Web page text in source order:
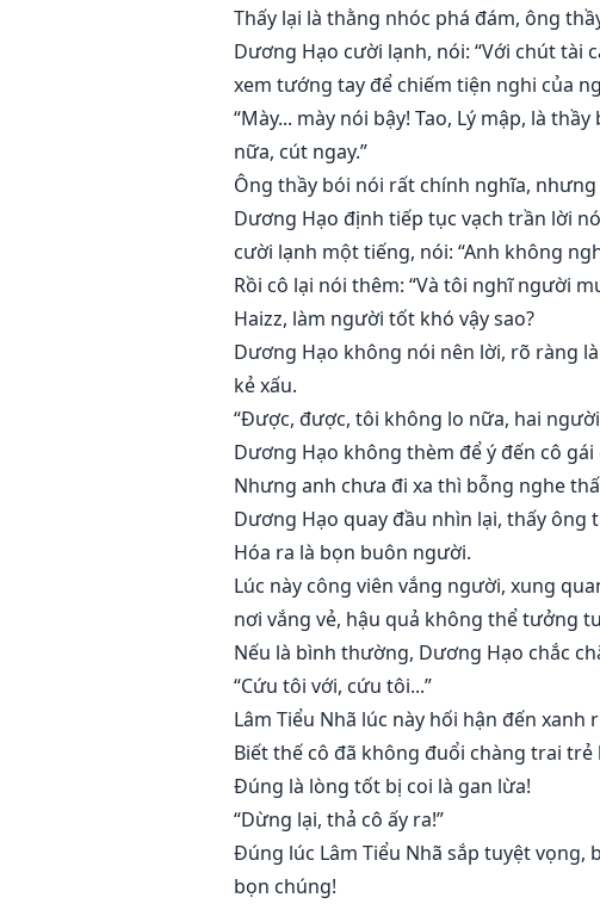
Thấy lại là thằng nhóc phá đám, ông
Dương Hạo cười lạnh, nói: “Với chút tài
xem tướng tay để chiếm tiện nghi của
“Mày... mày nói bậy! Tao, Lý mập, là
nữa, cút ngay.”
Ông thầy bói nói rất chính nghĩa,
Dương Hạo định tiếp tục vạch trần lời
cười lạnh một tiếng, nói: “Anh không
Rồi cô lại nói thêm: “Và tôi nghĩ người
Haizz, làm người tốt khó vậy sao?
Dương Hạo không nói nên lời, rõ ràng
kẻ xấu.
“Được, được, tôi không lo nữa, hai
Dương Hạo không thèm để ý đến cô
Nhưng anh chưa đi xa thì bỗng nghe
Dương Hạo quay đầu nhìn lại, thấy ông
Hóa ra là bọn buôn người.
Lúc này công viên vắng người, xung
nơi vắng vẻ, hậu quả không thể tưởng
Nếu là bình thường, Dương Hạo chắc
“Cứu tôi với, cứu tôi...”
Lâm Tiểu Nhã lúc này hối hận đến
Biết thế cô đã không đuổi chàng trai
Đúng là lòng tốt bị coi là gan lừa!
“Dừng lại, thả cô ấy ra!”
Đúng lúc Lâm Tiểu Nhã sắp tuyệt
bọn chúng!